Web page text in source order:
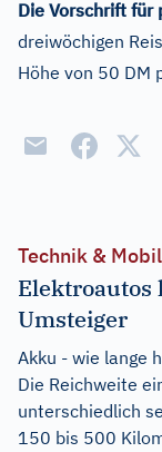
Die Vorschrift für
dreiwöchigen
Höhe von 50 DM
Technik &
Elektroautos
Umsteiger
Akku - wie lange
Die Reichweite
unterschiedlich
150 bis 500